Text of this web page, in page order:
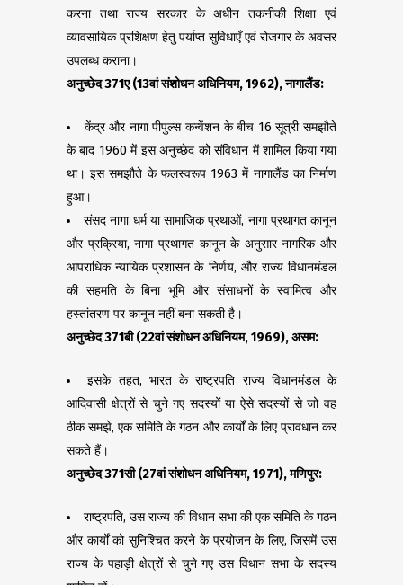
करना तथा राज्य सरकार के अधीन तकनीकी शिक्षा एवं
व्यावसायिक प्रशिक्षण हेतु पर्याप्त सुविधाएँ एवं रोजगार के अवसर
उपलब्ध कराना।
अनुच्छेद371ए (13वां संशोधन अधिनियम, 1962),नागालैंड:
केंद्र और नागा पीपुल्स कन्वेंशन के बीच 16 सूत्री समझौते
के बाद 1960 में इस अनुच्छेद को संविधान में शामिल किया गया
था। इस समझौते के फलस्वरूप 1963 में नागालैंड का निर्माण
हुआ।
संसद नागा धर्म या सामाजिक प्रथाओं, नागा प्रथागत कानून
और प्रक्रिया, नागा प्रथागत कानून के अनुसार नागरिक और
आपराधिक न्यायिक प्रशासन के निर्णय, और राज्य विधानमंडल
की सहमति के बिना भूमि और संसाधनों के स्वामित्व और
हस्तांतरण पर कानून नहीं बना सकती है।
अनुच्छेद371बी (22वां संशोधन अधिनियम, 1969),असम:
इसके तहत, भारत के राष्ट्रपति राज्य विधानमंडल के
आदिवासी क्षेत्रों से चुने गए सदस्यों या ऐसे सदस्यों से जो वह
ठीक समझे, एक समिति के गठन और कार्यों के लिए प्रावधान कर
सकते हैं।
अनुच्छेद371सी (27वां संशोधन अधिनियम, 1971),मणिपुर:
राष्ट्रपति, उस राज्य की विधान सभा की एक समिति के गठन
और कार्यों को सुनिश्चित करने के प्रयोजन के लिए, जिसमें उस
राज्य के पहाड़ी क्षेत्रों से चुने गए उस विधान सभा के सदस्य